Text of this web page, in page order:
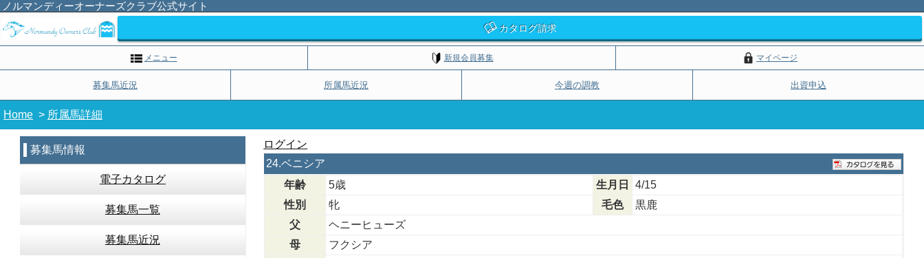
ノルマンディーオーナーズクラブ公式サイト
カタログ請求
メニュー 新規会員募集 マイページ
募集馬近況 所属馬近況 今週の調教 出資申込
Home > 所属馬詳細
募集馬情報
電子カタログ
募集馬一覧
募集馬近況
ログイン
24.ベニシア
年齢
5歳 生月日
4/15
性別
牝 毛色
黒鹿
父
ヘニーヒューズ
母
フクシア